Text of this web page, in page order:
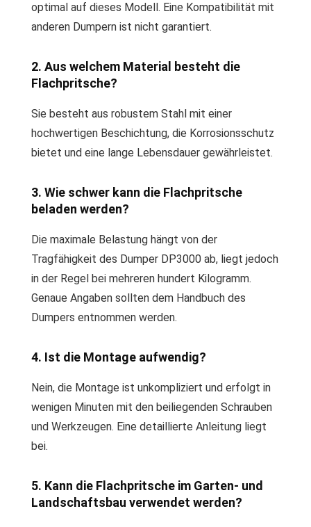
optimal auf dieses Modell. Eine Kompatibilität mit
anderen Dumpern ist nicht garantiert.
2. Aus welchem Material besteht die
Flachpritsche?
Sie besteht aus robustem Stahl mit einer
hochwertigen Beschichtung, die Korrosionsschutz
bietet und eine lange Lebensdauer gewährleistet.
3. Wie schwer kann die Flachpritsche
beladen werden?
Die maximale Belastung hängt von der
Tragfähigkeit des Dumper DP3000 ab, liegt jedoch
in der Regel bei mehreren hundert Kilogramm.
Genaue Angaben sollten dem Handbuch des
Dumpers entnommen werden.
4. Ist die Montage aufwendig?
Nein, die Montage ist unkompliziert und erfolgt in
wenigen Minuten mit den beiliegenden Schrauben
und Werkzeugen. Eine detaillierte Anleitung liegt
bei.
5. Kann die Flachpritsche im Garten- und
Landschaftsbau verwendet werden?